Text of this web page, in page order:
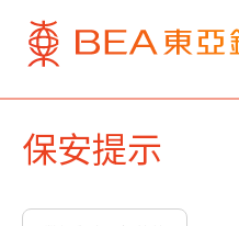
保安提示